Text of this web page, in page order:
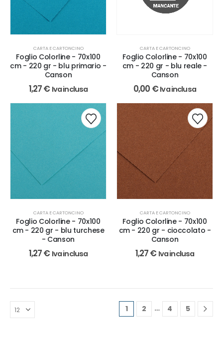
CARTA E CARTONCINO
Foglio Colorline - 70x100
cm - 220 gr - blu primario -
Canson
1,27€ Iva inclusa
CARTA E CARTONCINO
Foglio Colorline - 70x100
cm - 220 gr - blu reale -
Canson
0,00 € Iva inclusa
CARTA E CARTONCINO
Foglio Colorline - 70x100
cm - 220 gr - blu turchese
- Canson
1,27€ Iva inclusa
CARTA E CARTONCINO
Foglio Colorline - 70x100
cm - 220 gr - cioccolato -
Canson
1,27€ Iva inclusa
1 2 … 4 5